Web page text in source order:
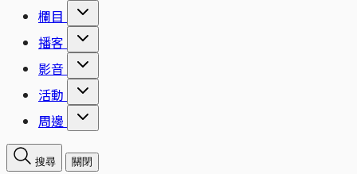
欄目
播客
影音
活動
周邊
搜尋 關閉